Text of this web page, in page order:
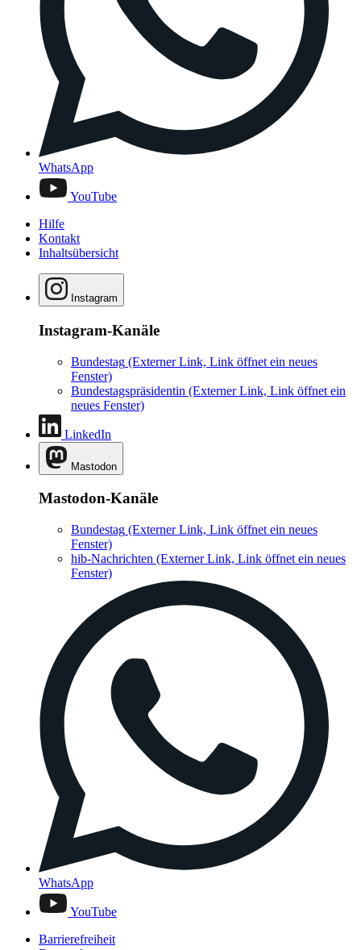
WhatsApp
YouTube
Hilfe
Kontakt
Inhaltsübersicht
Instagram
Instagram-Kanäle
Bundestag (Externer Link, Link öffnet ein neues
Fenster)
Bundestagspräsidentin (Externer Link, Link öffnet ein
neues Fenster)
LinkedIn
Mastodon
Mastodon-Kanäle
Bundestag (Externer Link, Link öffnet ein neues
Fenster)
hib-Nachrichten (Externer Link, Link öffnet ein neues
Fenster)
WhatsApp
YouTube
Barrierefreiheit